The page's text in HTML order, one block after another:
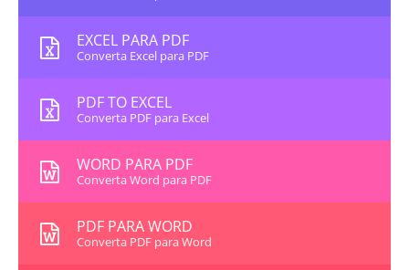
EXCEL PARA PDF
Converta Excel para PDF
PDF TO EXCEL
Converta PDF para Excel
WORD PARA PDF
Converta Word para PDF
PDF PARA WORD
Converta PDF para Word